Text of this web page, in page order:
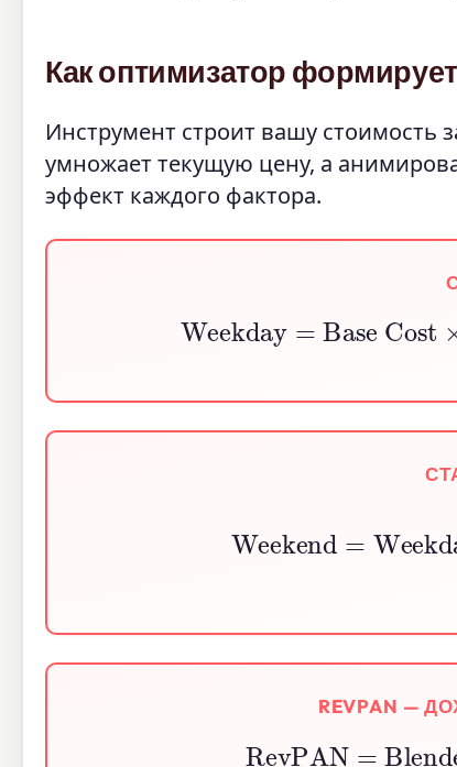
Как оптимизатор
Инструмент строит вашу стоимость
умножает текущую цену, а
эффект каждого фактора.
Weekday= Base Cost
REVPAN —
RevPAN =